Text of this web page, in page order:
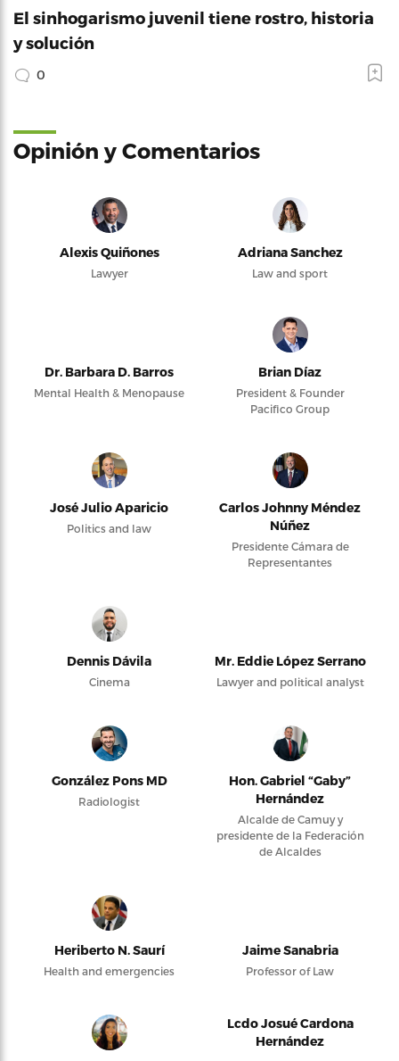
El sinhogarismo juvenil tiene rostro, historia
y solución
0
Opinión y Comentarios
Alexis Quiñones
Lawyer
Adriana Sanchez
Law and sport
Dr. Barbara D. Barros
Mental Health & Menopause
Brian Díaz
President & Founder
Pacifico Group
José Julio Aparicio
Politics and law
Carlos Johnny Méndez
Núñez
Presidente Cámara de
Representantes
Dennis Dávila
Cinema
Mr. Eddie López Serrano
Lawyer and political analyst
González Pons MD
Radiologist
Hon. Gabriel “Gaby”
Hernández
Alcalde de Camuy y
presidente de la Federación
de Alcaldes
Heriberto N. Saurí
Health and emergencies
Jaime Sanabria
Professor of Law
Lcdo Josué Cardona
Hernández